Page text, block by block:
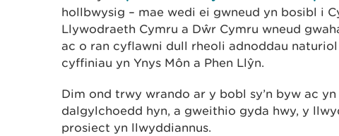
hollbwysig – mae wedi ei gwneud yn bosibl i
Llywodraeth Cymru a Dŵr Cymru wneud
ac o ran cyflawni dull rheoli adnoddau naturiol
cyffiniau yn Ynys Môn a Phen Llŷn.
Dim ond trwy wrando ar y bobl sy’n byw ac
dalgylchoedd hyn, a gweithio gyda hwy, y
prosiect yn llwyddiannus.